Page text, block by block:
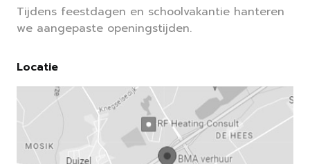
Tijdens feestdagen en schoolvakantie hanteren
we aangepaste openingstijden.
Locatie